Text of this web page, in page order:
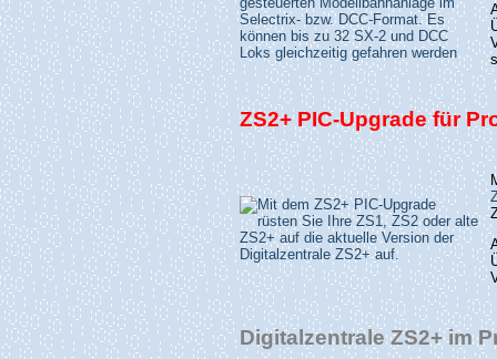
ZS2+ PIC-Upgrade für
Digitalzentrale ZS2+ im